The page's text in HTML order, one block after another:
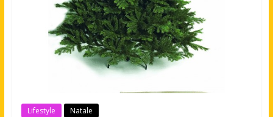
Lifestyle Natale